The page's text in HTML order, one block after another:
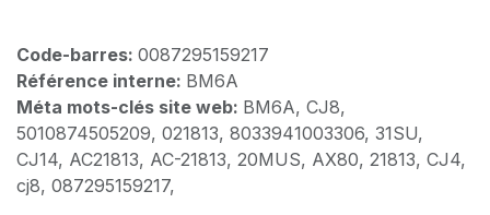
Code-barres: 0087295159217
Référence interne: BM6A
Méta mots-clés site web: BM6A, CJ8,
5010874505209, 021813, 8033941003306, 31SU,
CJ14, AC21813, AC-21813, 20MUS, AX80, 21813, CJ4,
cj8, 087295159217,